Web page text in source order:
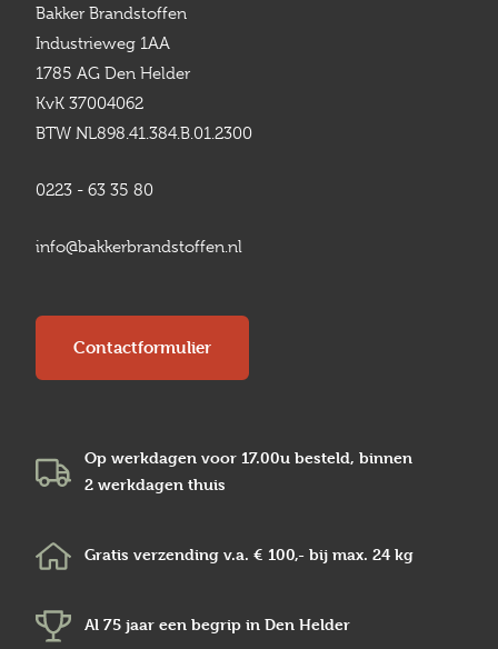
Bakker Brandstoffen
Industrieweg 1AA
1785 AG Den Helder
KvK 37004062
BTW NL898.41.384.B.01.2300
0223 - 63 35 80
info@bakkerbrandstoffen.nl
Contactformulier
Op werkdagen voor 17.00u besteld, binnen
2 werkdagen thuis
Gratis verzending v.a. € 100,- bij max. 24 kg
Al 75 jaar een begrip in Den Helder